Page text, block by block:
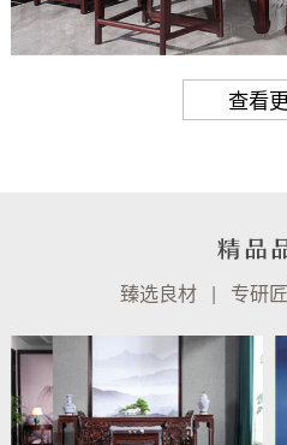
查看
臻选良材 | 专研